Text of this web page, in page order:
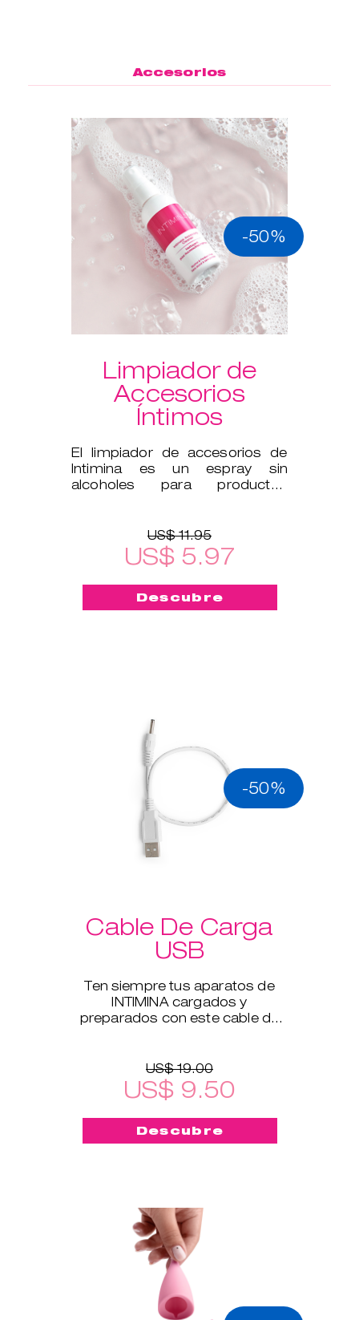
Accesorios
-50%
Limpiador de
Accesorios
Íntimos
El limpiador de accesorios de
Intimina es un espray sin
alcoholes para productos
US$ 11.95
US$ 5.97
Descubre
-50%
Cable De Carga
USB
Ten siempre tus aparatos de
INTIMINA cargados y
preparados con este cable de
electrónicos
US$ 19.00
US$ 9.50
Descubre